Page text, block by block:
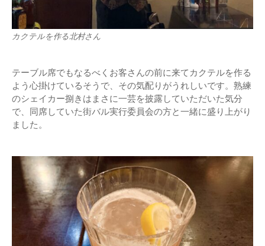
カクテルを作る北村さん
テーブル席でもなるべくお客さんの前に来てカクテルを作る
よう心掛けているそうで、その気配りがうれしいです。熟練
のシェイカー捌きはまさに一芸を披露していただいた気分
で、同席していた街バル実行委員会の方と一緒に盛り上がり
ました。